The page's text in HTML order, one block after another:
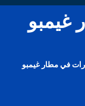
غيمبو
في مطار غيمبو